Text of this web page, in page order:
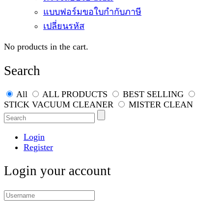
แบบฟอร์มขอใบกำกับภาษี
เปลี่ยนรหัส
No products in the cart.
Search
All ALL PRODUCTS
BEST SELLING
STICK VACUUM CLEANER
MISTER CLEAN
Login
Register
Login your account